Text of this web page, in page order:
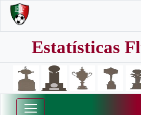
Estatísticas